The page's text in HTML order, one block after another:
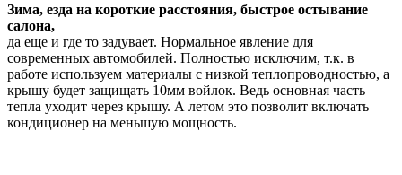
Зима, езда на короткие расстояния, быстрое остывание
салона,
да еще и где то задувает. Нормальное явление для
современных автомобилей. Полностью исключим, т.к. в
работе используем материалы с низкой теплопроводностью, а
крышу будет защищать 10мм войлок. Ведь основная часть
тепла уходит через крышу. А летом это позволит включать
кондиционер на меньшую мощность.